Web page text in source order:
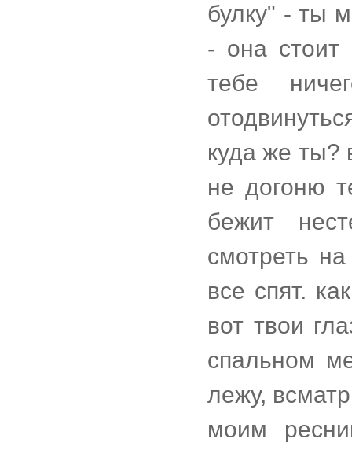
булку" - ты
- она
тебе
куда же ты?
не догоню
бежит
смотреть
все спят.
вот твои
спальном
лежу,
моим